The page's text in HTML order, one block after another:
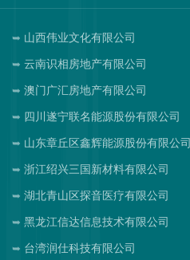
山西伟业文化有限公司
云南识相房地产有限公司
澳门广汇房地产有限公司
四川遂宁联名能源股份有限公司
山东章丘区鑫辉能源股份有限公司
浙江绍兴三国新材料有限公司
湖北青山区探音医疗有限公司
黑龙江信达信息技术有限公司
台湾润仕科技有限公司